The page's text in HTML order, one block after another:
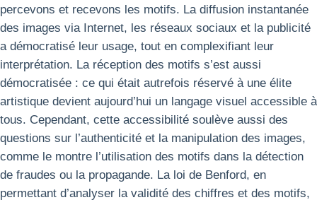
percevons et recevons les motifs. La diffusion instantanée
des images via Internet, les réseaux sociaux et la publicité
a démocratisé leur usage, tout en complexifiant leur
interprétation. La réception des motifs s’est aussi
démocratisée : ce qui était autrefois réservé à une élite
artistique devient aujourd’hui un langage visuel accessible à
tous. Cependant, cette accessibilité soulève aussi des
questions sur l’authenticité et la manipulation des images,
comme le montre l’utilisation des motifs dans la détection
de fraudes ou la propagande. La loi de Benford, en
permettant d’analyser la validité des chiffres et des motifs,